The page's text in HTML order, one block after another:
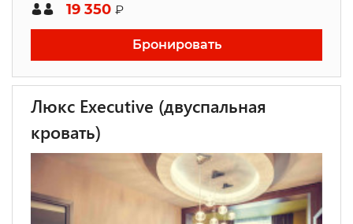
19 350 ₽
Бронировать
Люкс Executive (двуспальная
кровать)